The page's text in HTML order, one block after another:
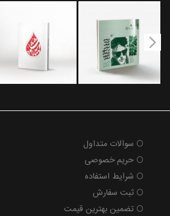
سوالات متداول
حریم خصوصی
شرایط استفاده
ثبت سفارش
تضمین بهترین قیمت